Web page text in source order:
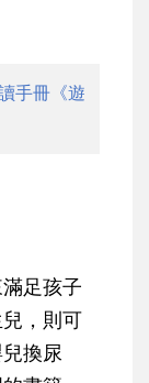
手冊《遊
足孩子
，則可
換尿